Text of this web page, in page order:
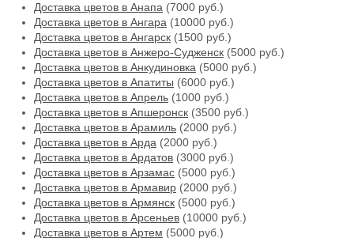
Доставка цветов в Анапа (7000 руб.)
Доставка цветов в Ангара (10000 руб.)
Доставка цветов в Ангарск (1500 руб.)
Доставка цветов в Анжеро-Судженск (5000 руб.)
Доставка цветов в Анкудиновка (5000 руб.)
Доставка цветов в Апатиты (6000 руб.)
Доставка цветов в Апрель (1000 руб.)
Доставка цветов в Апшеронск (3500 руб.)
Доставка цветов в Арамиль (2000 руб.)
Доставка цветов в Арда (2000 руб.)
Доставка цветов в Ардатов (3000 руб.)
Доставка цветов в Арзамас (5000 руб.)
Доставка цветов в Армавир (2000 руб.)
Доставка цветов в Армянск (5000 руб.)
Доставка цветов в Арсеньев (10000 руб.)
Доставка цветов в Артем (5000 руб.)